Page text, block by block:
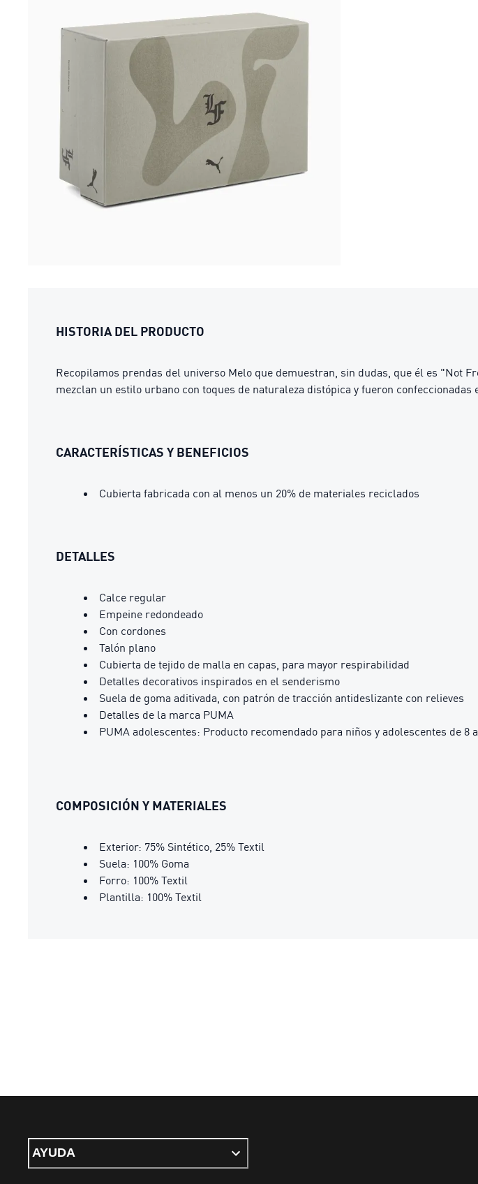
HISTORIA DEL PRODUCTO
Recopilamos prendas del universo Melo que demuestran, sin dudas, que él es "Not
mezclan un estilo urbano con toques de naturaleza distópica y fueron
CARACTERÍSTICAS Y BENEFICIOS
Cubierta fabricada con al menos un 20% de materiales reciclados
DETALLES
Calce regular
Empeine redondeado
Con cordones
Talón plano
Cubierta de tejido de malla en capas, para mayor respirabilidad
Detalles decorativos inspirados en el senderismo
Suela de goma aditivada, con patrón de tracción antideslizante con relieves
Detalles de la marca PUMA
PUMA adolescentes: Producto recomendado para niños y adolescentes de 8
COMPOSICIÓN Y MATERIALES
Exterior: 75% Sintético, 25% Textil
Suela: 100% Goma
Forro: 100% Textil
Plantilla: 100% Textil
AYUDA